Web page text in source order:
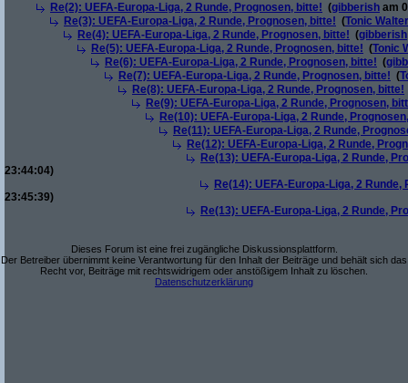
Re(2): UEFA-Europa-Liga, 2 Runde, Prognosen, bitte! (gibberish am
Re(3): UEFA-Europa-Liga, 2 Runde, Prognosen, bitte! (Tonic Walter
Re(4): UEFA-Europa-Liga, 2 Runde, Prognosen, bitte! (gibberish
Re(5): UEFA-Europa-Liga, 2 Runde, Prognosen, bitte! (Tonic
Re(6): UEFA-Europa-Liga, 2 Runde, Prognosen, bitte! (
Re(7): UEFA-Europa-Liga, 2 Runde, Prognosen, bitte! (
Re(8): UEFA-Europa-Liga, 2 Runde, Prognosen, bitte!
Re(9): UEFA-Europa-Liga, 2 Runde, Prognosen,
Re(10): UEFA-Europa-Liga, 2 Runde,
Re(11): UEFA-Europa-Liga, 2 Runde,
Re(12): UEFA-Europa-Liga, 2 Runde,
Re(13): UEFA-Europa-Liga, 2 Runde,
23:44:04)
Re(14): UEFA-Europa-Liga, 2
23:45:39)
Re(13): UEFA-Europa-Liga, 2 Runde,
Dieses Forum ist eine frei zugängliche Diskussionsplattform.
Der Betreiber übernimmt keine Verantwortung für den Inhalt der Beiträge und behält sich das
Recht vor, Beiträge mit rechtswidrigem oder anstößigem Inhalt zu löschen.
Datenschutzerklärung